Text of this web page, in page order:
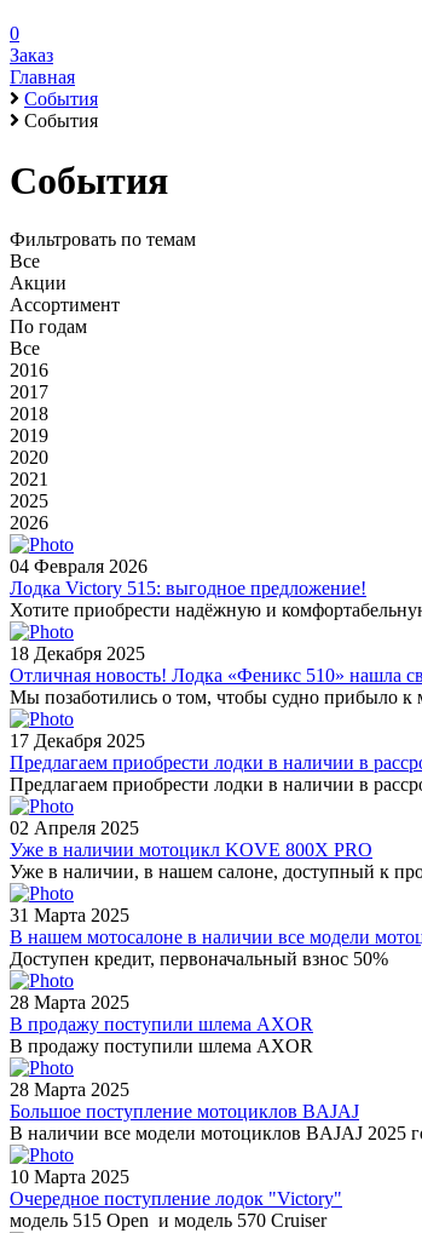
0
Заказ
Главная
События
События
События
Фильтровать по темам
Все
Акции
Ассортимент
По годам
Все
2016
2017
2018
2019
2020
2021
2025
2026
04 Февраля 2026
Лодка Victory 515: выгодное предложение!
Хотите приобрести надёжную и
18 Декабря 2025
Отличная новость! Лодка «Феникс 510» нашла
Мы позаботились о том, чтобы судно прибыло к
17 Декабря 2025
Предлагаем приобрести лодки в наличии в
Предлагаем приобрести лодки в наличии в
02 Апреля 2025
Уже в наличии мотоцикл KOVE 800X PRO
Уже в наличии, в нашем салоне, доступный к
31 Марта 2025
В нашем мотосалоне в наличии все модели
Доступен кредит, первоначальный взнос 50%
28 Марта 2025
В продажу поступили шлема AXOR
В продажу поступили шлема AXOR
28 Марта 2025
Большое поступление мотоциклов BAJAJ
В наличии все модели мотоциклов BAJAJ 2025
10 Марта 2025
Очередное поступление лодок "Victory"
модель 515 Open и модель 570 Cruiser